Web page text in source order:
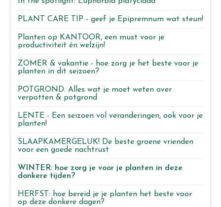
PLANT CARE TIP - geef je Epipremnum wat steun!
Planten op KANTOOR, een must voor je
productiviteit én welzijn!
ZOMER & vakantie - hoe zorg je het beste voor je
planten in dit seizoen?
POTGROND: Alles wat je moet weten over
verpotten & potgrond
LENTE - Een seizoen vol veranderingen, ook voor je
planten!
SLAAPKAMERGELUK! De beste groene vrienden
voor een goede nachtrust
WINTER: hoe zorg je voor je planten in deze
donkere tijden?
HERFST: hoe bereid je je planten het beste voor
op deze donkere dagen?